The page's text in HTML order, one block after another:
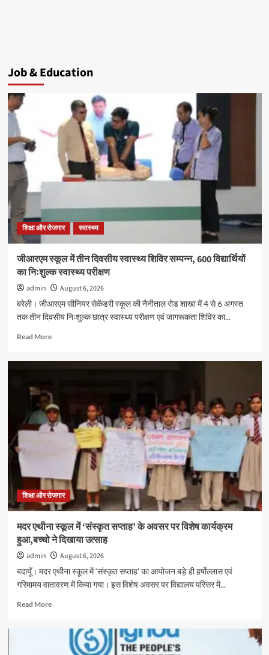
Job & Education
शिक्षा और रोजगार स्वास्थ्य
जीआरएम स्कूल में तीन दिवसीय स्वास्थ्य शिविर सम्पन्न, 600 विद्यार्थियों
का निःशुल्क स्वास्थ्य परीक्षण
admin
August 6, 2026
बरेली। जीआरएम सीनियर सेकेंडरी स्कूल की नैनीताल रोड शाखा में 4 से 6 अगस्त
तक तीन दिवसीय निःशुल्क छात्र स्वास्थ्य परीक्षण एवं जागरूकता शिविर का...
Read MoreRead
में
तीन
दिवसीय
स्वास्थ्य
विद्यार्थियों
का
निःशुल्क
स्वास्थ्य
शिक्षा और रोजगार
मदर एथीना स्कूल में ‘संस्कृत सप्ताह’ के अवसर पर विशेष कार्यक्रम
हुआ,बच्चो ने दिखाया उत्साह
admin
August 6, 2026
बदायूँ। मदर एथीना स्कूल में ‘संस्कृत सप्ताह’ का आयोजन बड़े ही हर्षाेल्लास एवं
गरिमामय वातावरण में किया गया। इस विशेष अवसर पर विद्यालय परिसर में...
Read MoreRead